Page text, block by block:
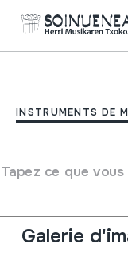
INSTRUMENTS DE
Tapez ce que
Type
Idiophones
Galerie